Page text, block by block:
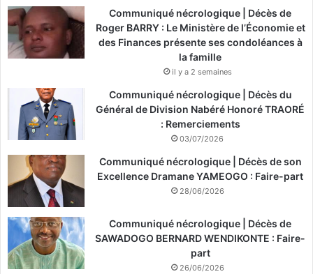
Communiqué nécrologique | Décès de
Roger BARRY : Le Ministère de l’Économie et
des Finances présente ses condoléances à
la famille
il y a 2 semaines
Communiqué nécrologique | Décès du
Général de Division Nabéré Honoré TRAORÉ
: Remerciements
03/07/2026
Communiqué nécrologique | Décès de son
Excellence Dramane YAMEOGO : Faire-part
28/06/2026
Communiqué nécrologique | Décès de
SAWADOGO BERNARD WENDIKONTE : Faire-
part
26/06/2026